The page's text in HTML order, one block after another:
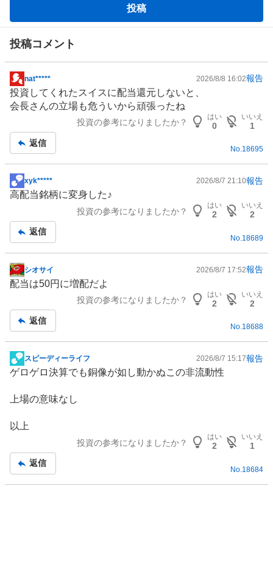
板
投稿
投稿コメント
掲
示
板
nat***** 2026/8/8 16:02報告
投資してくれたスイスに配当還元しないと、
会長さんの立場も危ういから頑張ったね
投資の参考になりましたか？
はい
0
いいえ
1
返信
No.18695
掲
示
事
xyk***** 2026/8/7 21:10報告
高配当銘柄に変身した♪
投資の参考になりましたか？
はい
2
いいえ
2
返信
No. 18689
掲
示
事
シオサイ 2026/8/7 17:52報告
配当は50円に増配だよ
投資の参考になりましたか？
はい
2
いいえ
2
返信
No.18688
掲
示
記
スピーディーライフ 2026/8/7 15:17報告
ゲロゲロ決算でも銅像が如し動かぬこの非流動性
上場の意味なし
以上
投資の参考になりましたか？
はい
2
いいえ
1
返信
No. 18684